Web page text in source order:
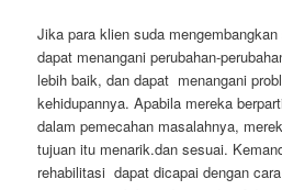
Jika para klien suda
dapat menangani perubahan-
lebih baik, dan dapat menangani
kehidupannya. Apabila mereka
dalam pemecahan masalahnya,
tujuan itu menarik.dan sesuai.
rehabilitasi dapat dicapai dengan